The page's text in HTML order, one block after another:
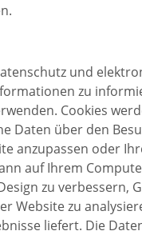
und
zu
Cookies
Daten über den
anzupassen oder
auf Ihrem
zu verbessern,
Website zu
liefert. Die